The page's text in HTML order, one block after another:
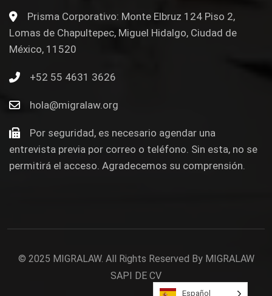
Prisma Corporativo: Monte Elbruz 124 Piso 2,
Lomas de Chapultepec, Miguel Hidalgo, Ciudad de
México, 11520
+52 55 4631 3626
hola@migralaw.org
Por seguridad, es necesario agendar una
entrevista previa por correo o teléfono. Sin esta, no se
permitirá el acceso. Agradecemos su comprensión.
© 2025 MIGRALAW. All Rights Reserved By MIGRALAW
SAPI DE CV
Español